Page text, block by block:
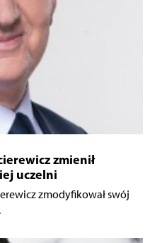
zmienił
uczelni
zmodyfikował swój